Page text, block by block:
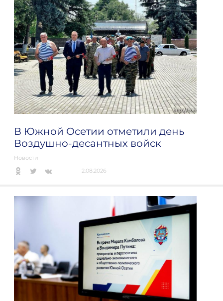
В Южной Осетии отметили день
Воздушно-десантных войск
Новости
2.08.2026